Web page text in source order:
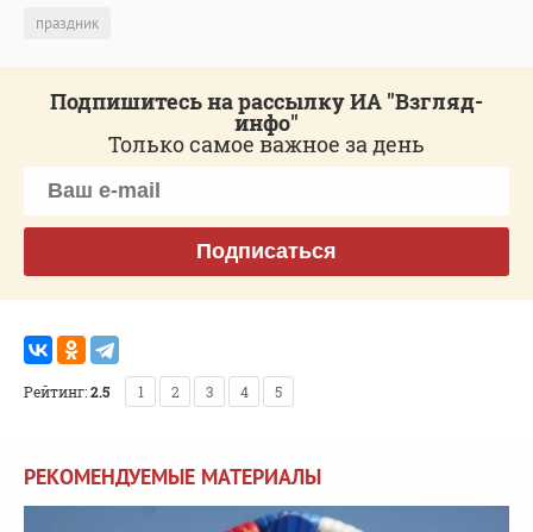
праздник
Подпишитесь на рассылку ИА "Взгляд-
инфо"
Только самое важное за день
Подписаться
Рейтинг:2.5 1 2 3 4 5
РЕКОМЕНДУЕМЫЕ МАТЕРИАЛЫ